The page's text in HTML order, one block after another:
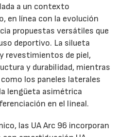
a un contexto
en línea con la evolución
propuestas versátiles que
deportivo. La silueta
revestimientos de piel,
y durabilidad, mientras
los paneles laterales
lengüeta asimétrica
en el lineal.
las UA Arc 96 incorporan